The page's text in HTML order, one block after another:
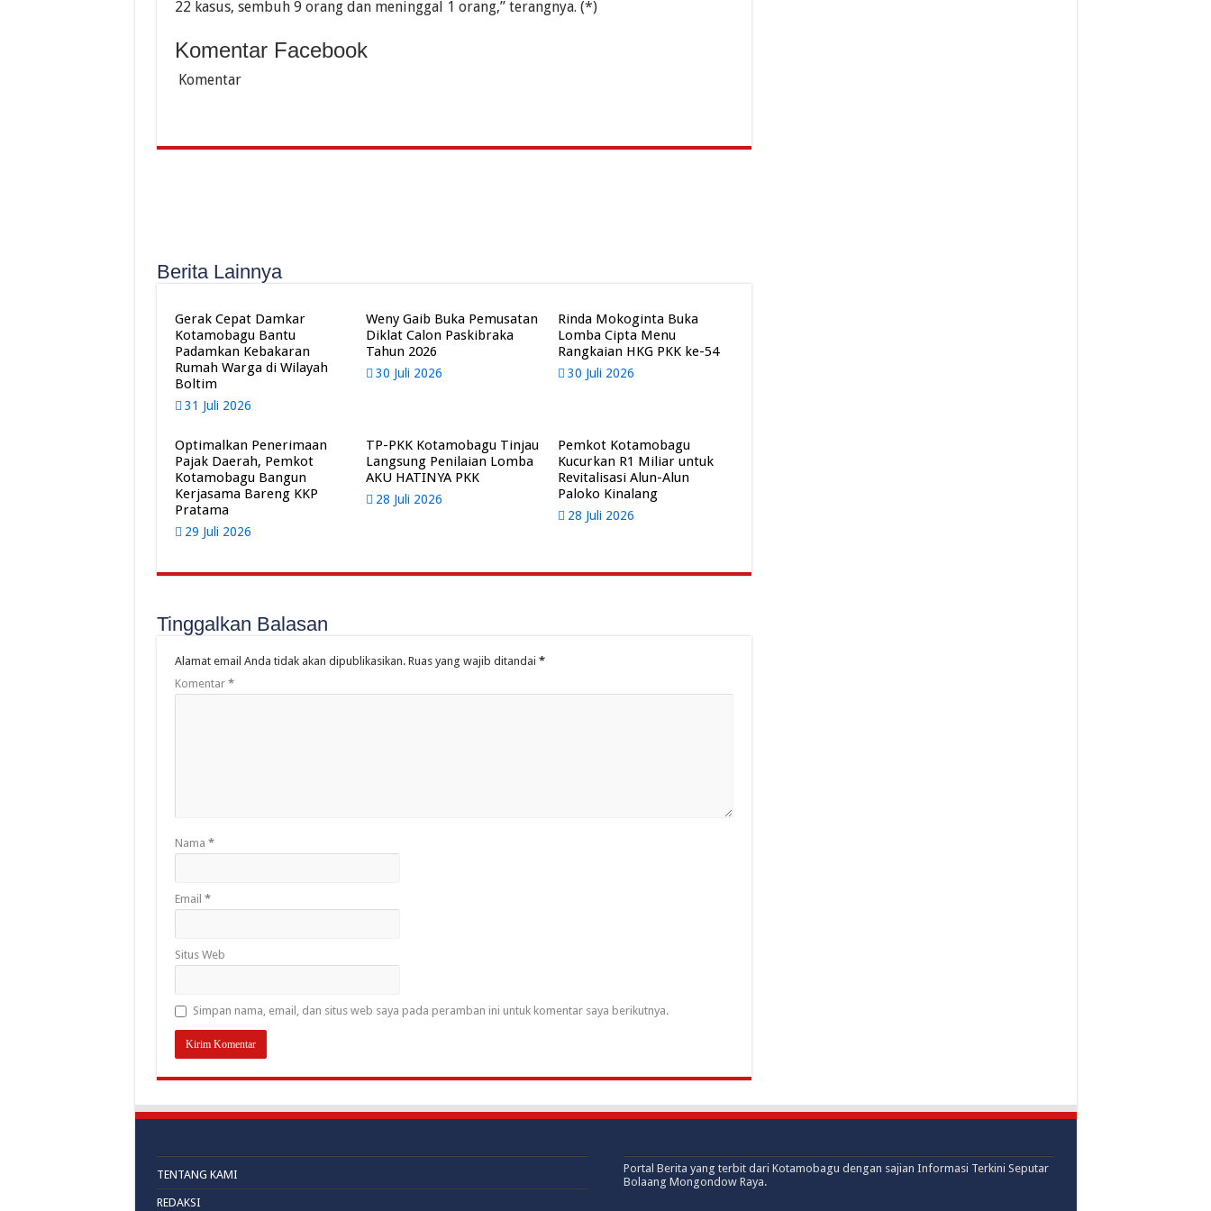
22 kasus, sembuh 9 orang dan meninggal 1 orang,” terangnya. (*)
Komentar Facebook
Komentar
Berita Lainnya
Gerak Cepat Damkar
Kotamobagu Bantu
Padamkan Kebakaran
Rumah Warga di Wilayah
Boltim
31 Juli 2026
Weny Gaib Buka Pemusatan
Diklat Calon Paskibraka
Tahun 2026
30 Juli 2026
Rinda Mokoginta Buka
Lomba Cipta Menu
Rangkaian HKG PKK ke-54
30 Juli 2026
Optimalkan Penerimaan
Pajak Daerah, Pemkot
Kotamobagu Bangun
Kerjasama Bareng KKP
Pratama
29 Juli 2026
TP-PKK Kotamobagu Tinjau
Langsung Penilaian Lomba
AKU HATINYA PKK
28 Juli 2026
Pemkot Kotamobagu
Kucurkan R1 Miliar untuk
Revitalisasi Alun-Alun
Paloko Kinalang
28 Juli 2026
Tinggalkan Balasan
Alamat email Anda tidak akan dipublikasikan. Ruas yang wajib ditandai *
Komentar *
Nama *
Email *
Situs Web
Simpan nama, email, dan situs web saya pada peramban ini untuk komentar saya berikutnya.
TENTANG KAMI
REDAKSI
Portal Berita yang terbit dari Kotamobagu dengan sajian Informasi Terkini Seputar
Bolaang Mongondow Raya.